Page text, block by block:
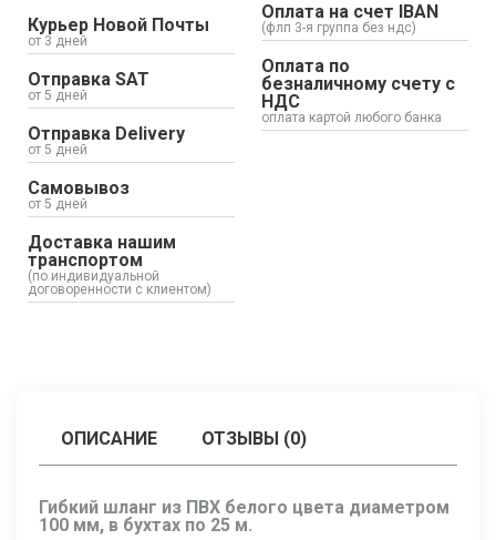
Курьер Новой Почты
от 3 дней
Отправка SAT
от 5 дней
Отправка Delivery
от 5 дней
Самовывоз
от 5 дней
Доставка нашим
транспортом
(по индивидуальной
договоренности с клиентом)
Оплата на счет IBAN
(флп 3-я группа без ндс)
Оплата по
безналичному счету с
НДС
оплата картой любого банка
ОПИСАНИЕ ОТЗЫВЫ (0)
Гибкий шланг из ПВХ белого цвета диаметром
100 мм, в бухтах по 25 м.